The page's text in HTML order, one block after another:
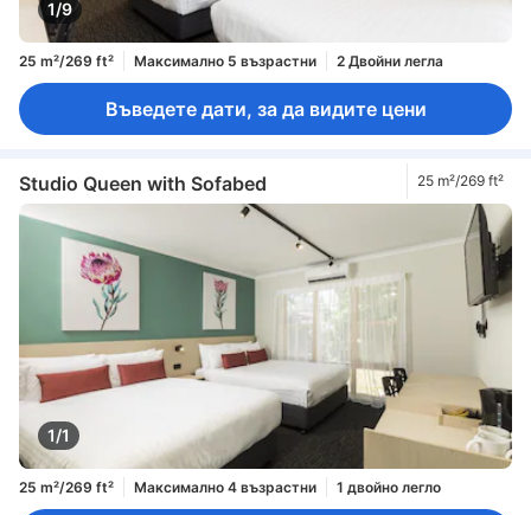
1/9
25 m²/269 ft² Максимално 5 възрастни 2 Двойни легла
Въведете дати, за да видите цени
Studio Queen with Sofabed 25 m²/269 ft²
1/1
25 m²/269 ft² Максимално 4 възрастни 1 двойно легло